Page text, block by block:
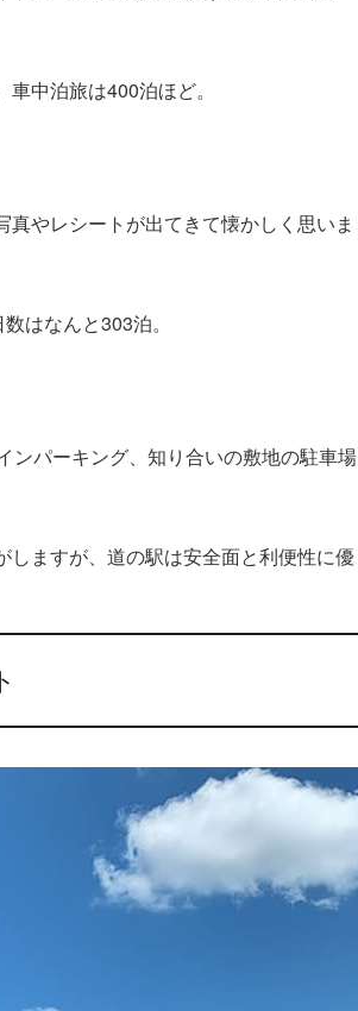
中泊旅は400泊ほど。
やレシートが出てきて懐かしく思いま
はなんと303泊。
ンパーキング、知り合いの敷地の駐車場
ますが、道の駅は安全面と利便性に優